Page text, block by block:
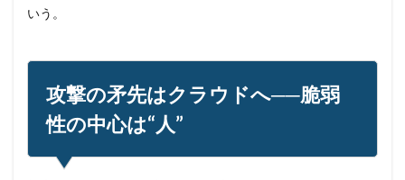
ベトナム
ベネッセ
ペネトレーションテスト
ホームページ
ホームページ公開
ポーランド
ボイスフィッシング
ポップアップ
いう。
攻撃の矛先はクラウドへ──脆弱
性の中心は“人”